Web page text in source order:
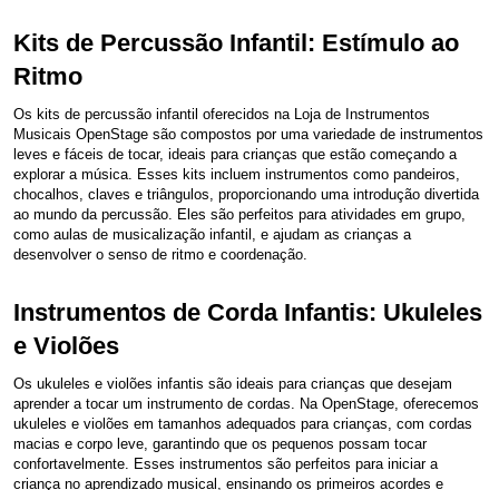
Kits de Percussão Infantil: Estímulo ao
Ritmo
Os kits de percussão infantil oferecidos na Loja de Instrumentos
Musicais OpenStage são compostos por uma variedade de instrumentos
leves e fáceis de tocar, ideais para crianças que estão começando a
explorar a música. Esses kits incluem instrumentos como pandeiros,
chocalhos, claves e triângulos, proporcionando uma introdução divertida
ao mundo da percussão. Eles são perfeitos para atividades em grupo,
como aulas de musicalização infantil, e ajudam as crianças a
desenvolver o senso de ritmo e coordenação.
Instrumentos de Corda Infantis: Ukuleles
e Violões
Os ukuleles e violões infantis são ideais para crianças que desejam
aprender a tocar um instrumento de cordas. Na OpenStage, oferecemos
ukuleles e violões em tamanhos adequados para crianças, com cordas
macias e corpo leve, garantindo que os pequenos possam tocar
confortavelmente. Esses instrumentos são perfeitos para iniciar a
criança no aprendizado musical, ensinando os primeiros acordes e